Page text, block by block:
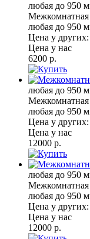
любая до 950
Межкомнатная
любая до 950
Цена у других:
Цена у нас
6200 р.
любая до 950
Межкомнатная
любая до 950
Цена у других:
Цена у нас
12000 р.
любая до 950
Межкомнатная
любая до 950
Цена у других:
Цена у нас
12000 р.